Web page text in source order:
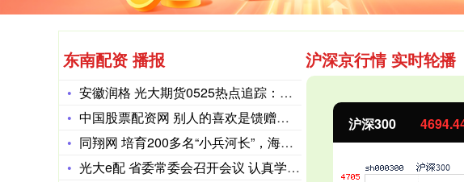
东南配资 播报
安徽润格 光大期货0525热点追踪：双焦涨停，后面怎么走？
中国股票配资网 别人的喜欢是馈赠，自己的强大才是归宿
同翔网 培育200多名“小兵河长”，海珠区“老兵+小兵”携手
光大e配 省委常委会召开会议 认真学习贯彻习近平总书记重要指
沪深京行情 实时轮播
沪深300 4694.44 43.13 0.93% 北证50 1134.24